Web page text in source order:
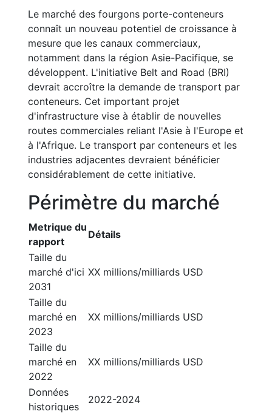
Le marché des fourgons porte-conteneurs
connaît un nouveau potentiel de croissance à
mesure que les canaux commerciaux,
notamment dans la région Asie-Pacifique, se
développent. L'initiative Belt and Road (BRI)
devrait accroître la demande de transport par
conteneurs. Cet important projet
d'infrastructure vise à établir de nouvelles
routes commerciales reliant l'Asie à l'Europe et
à l'Afrique. Le transport par conteneurs et les
industries adjacentes devraient bénéficier
considérablement de cette initiative.
Périmètre du marché
Metrique du
rapport
Détails
Taille du
marché d'ici
2031
XX millions/milliards USD
Taille du
marché en
2023
XX millions/milliards USD
Taille du
marché en
2022
XX millions/milliards USD
Données
historiques
2022-2024